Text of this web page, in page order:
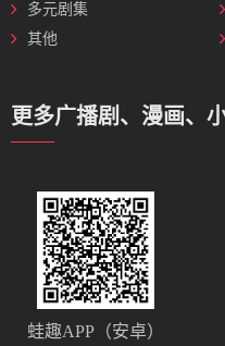
多元剧集
其他
更多广播剧、漫画、
蛙趣APP（安卓）